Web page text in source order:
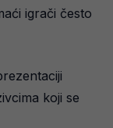
igrači često
koji se